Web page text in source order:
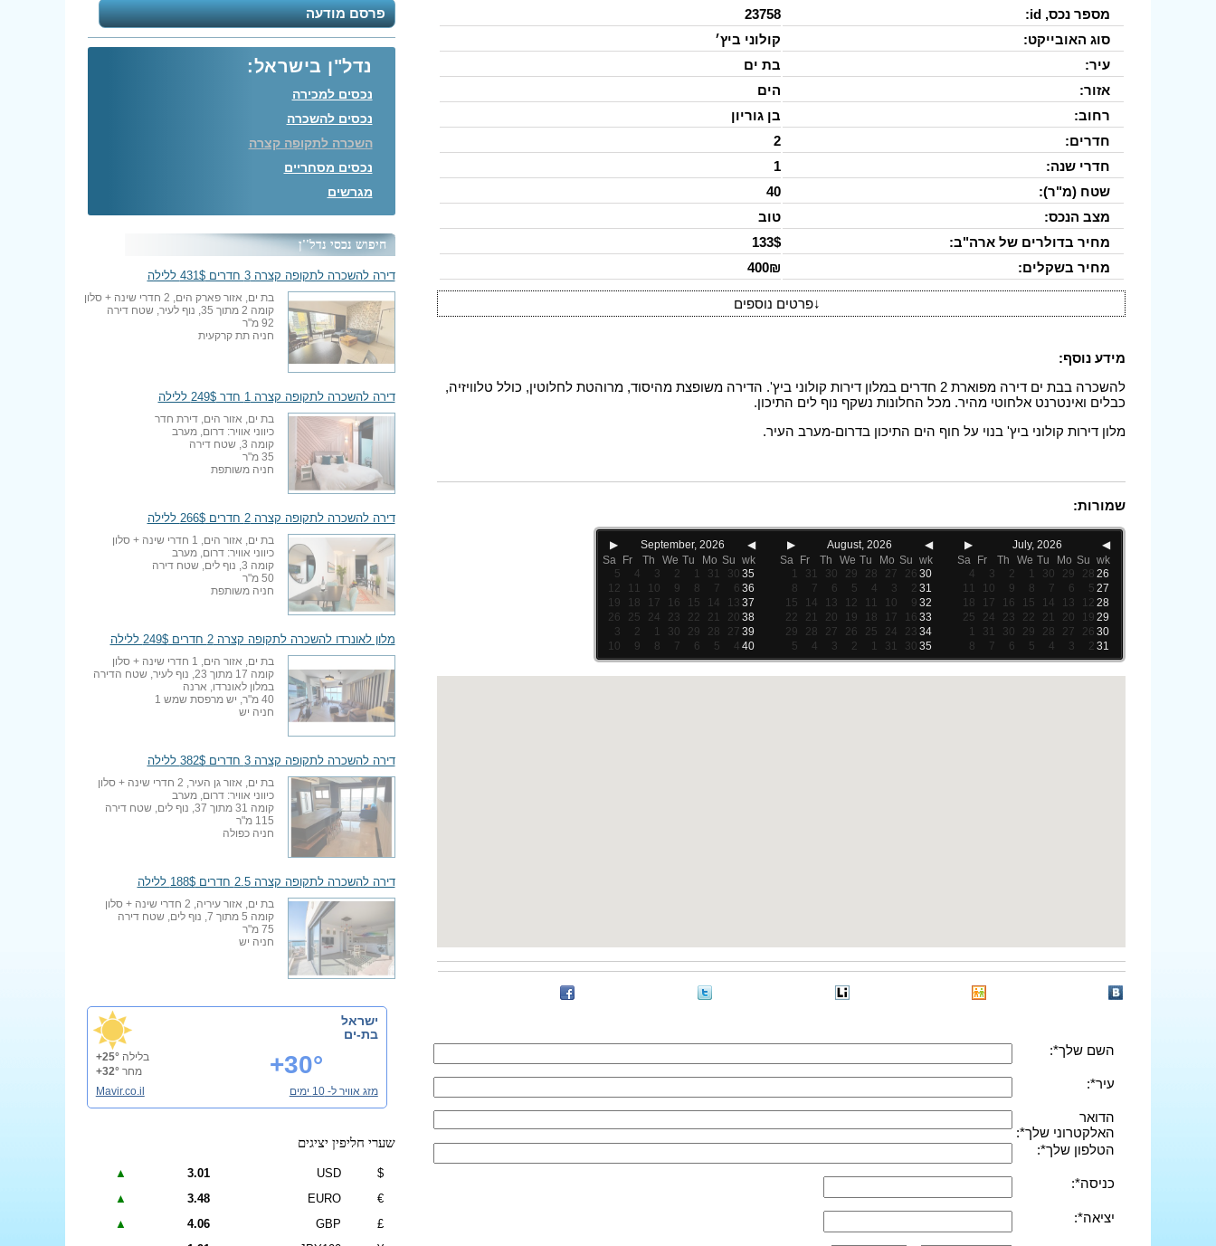
מספר נכס, id:
23758
סוג האובייקט:
קולוני ביץ׳
עיר:
בת ים
אזור:
הים
רחוב:
בן גוריון
חדרים:
2
חדרי שנה:
1
שטח (מ"ר):
40
מצב הנכס:
טוב
מחיר בדולרים של ארה"ב:
133$
מחיר בשקלים:
400₪
↓פרטים נוספים
מידע נוסף:
להשכרה בבת ים דירה מפוארת 2 חדרים במלון דירות קולוני ביץ'. הדירה משופצת מהיסוד, מרוהטת לחלוטין, כולל טלוויזיה,
כבלים ואינטרנט אלחוטי מהיר. מכל החלונות נשקף נוף לים התיכון.
מלון דירות קולוני ביץ' בנוי על חוף הים התיכון בדרום-מערב העיר.
שמורות:
◀
July, 2026
▶
wk
Su
Mo
Tu
We
Th
Fr
Sa
26
28
29
30
1
2
3
4
27
5
6
7
8
9
10
11
28
12
13
14
15
16
17
18
29
19
20
21
22
23
24
25
30
26
27
28
29
30
31
1
31
2
3
4
5
6
7
8
◀
August, 2026
▶
wk
Su
Mo
Tu
We
Th
Fr
Sa
30
26
27
28
29
30
31
1
31
2
3
4
5
6
7
8
32
9
10
11
12
13
14
15
33
16
17
18
19
20
21
22
34
23
24
25
26
27
28
29
35
30
31
1
2
3
4
5
◀
September, 2026
▶
wk
Su
Mo
Tu
We
Th
Fr
Sa
35
30
31
1
2
3
4
5
36
6
7
8
9
10
11
12
37
13
14
15
16
17
18
19
38
20
21
22
23
24
25
26
39
27
28
29
30
1
2
3
40
4
5
6
7
8
9
10
השם שלך*:
עיר*:
הדואר
האלקטרוני שלך*:
הטלפון שלך*:
כניסה*:
יציאה*:
פרסם מודעה
נדל"ן בישראל:
נכסים למכירה
נכסים להשכרה
השכרה לתקופה קצרה
נכסים מסחריים
מגרשים
חיפוש נכסי נדל''ן
דירה להשכרה לתקופה קצרה 3 חדרים 431$ ללילה
בת ים, אזור פארק הים, 2 חדרי שינה + סלון
קומה 2 מתוך 35, נוף לעיר, שטח דירה
92 מ"ר
חניה תת קרקעית
דירה להשכרה לתקופה קצרה 1 חדר 249$ ללילה
בת ים, אזור הים, דירת חדר
כיווני אוויר: דרום, מערב
קומה 3, שטח דירה
35 מ"ר
חניה משותפת
דירה להשכרה לתקופה קצרה 2 חדרים 266$ ללילה
בת ים, אזור הים, 1 חדרי שינה + סלון
כיווני אוויר: דרום, מערב
קומה 3, נוף לים, שטח דירה
50 מ"ר
חניה משותפת
מלון לאונרדו להשכרה לתקופה קצרה 2 חדרים 249$ ללילה
בת ים, אזור הים, 1 חדרי שינה + סלון
קומה 17 מתוך 23, נוף לעיר, שטח הדירה
במלון לאונרדו, ארנה
40 מ"ר, יש מרפסת שמש 1
חניה יש
דירה להשכרה לתקופה קצרה 3 חדרים 382$ ללילה
בת ים, אזור גן העיר, 2 חדרי שינה + סלון
כיווני אוויר: דרום, מערב
קומה 31 מתוך 37, נוף לים, שטח דירה
115 מ"ר
חניה כפולה
דירה להשכרה לתקופה קצרה 2.5 חדרים 188$ ללילה
בת ים, אזור עיריה, 2 חדרי שינה + סלון
קומה 5 מתוך 7, נוף לים, שטח דירה
75 מ"ר
חניה יש
ישראל
בת-ים
+30° בלילה+25°
מחר+32°
מזג אוויר ל- 10 ימים
Mavir.co.il
שערי חליפין יציגים
$
USD
3.01
▲
€
EURO
3.48
▲
£
GBP
4.06
▲